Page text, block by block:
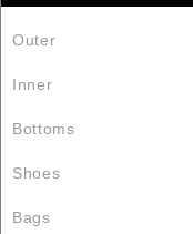
Outer
Inner
Bottoms
Shoes
Bags